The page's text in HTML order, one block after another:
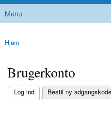
Main menu
Menu
You are here
Hjem
Brugerkonto
Primary tabs
Log ind
(active tab) Bestil ny adgangskode